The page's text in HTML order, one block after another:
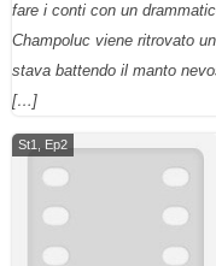
fare i conti con un
Champoluc viene ritrovato
stava battendo il manto
[…]
St1, Ep2